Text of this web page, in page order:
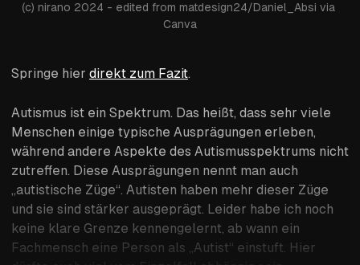
(c) nirano 2024 - edited from matdesign24/Daniel_Absi via
Canva
Springe hier direkt zum Fazit.
Autismus ist ein Spektrum. Das heißt, dass sehr viele
Menschen einige typische Ausprägungen erleben,
während andere Aspekte des Autismusspektrums nicht
zutreffen. Diese Ausprägungen nennt man auch
„autistische Züge“. Autisten haben mehr dieser Züge
und sie sind stärker ausgeprägt. Leider habe ich noch
keine klare Grenze kennengelernt, ab wann ein
Fachmensch eine Person als „Autist“ einstuft. Hier